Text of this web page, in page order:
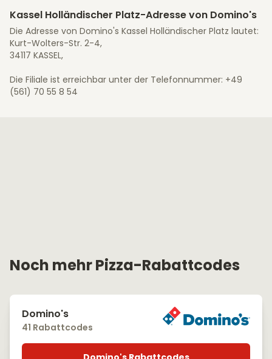
Kassel Holländischer Platz-Adresse von Domino's
Die Adresse von Domino's Kassel Holländischer Platz lautet:
Kurt-Wolters-Str. 2-4,
34117 KASSEL,
Die Filiale ist erreichbar unter der Telefonnummer: +49
(561) 70 55 8 54
Noch mehr Pizza-Rabattcodes
Domino's
41 Rabattcodes